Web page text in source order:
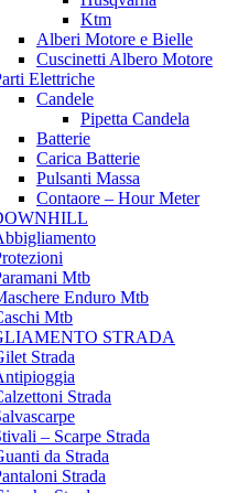
Ktm
Alberi Motore e Bielle
Cuscinetti Albero Motore
Elettriche
Candele
Pipetta Candela
Batterie
Carica Batterie
Pulsanti Massa
Contaore – Hour Meter
Mtb
Enduro Mtb
Mtb
STRADA
Strada
Strada
– Scarpe Strada
da Strada
Strada